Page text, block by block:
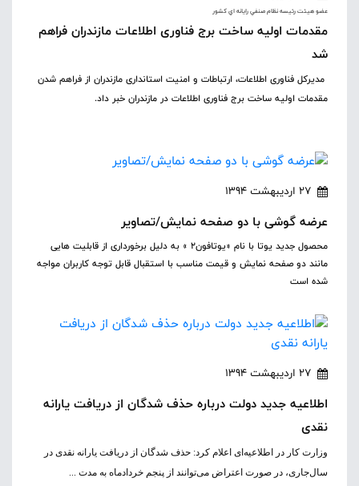
عضو هيئت رئيسه نظام صنفي رايانه اي کشور
مقدمات اولیه ساخت برج فناوری اطلاعات مازندران فراهم
شد
مدیرکل فناوری اطلاعات، ارتباطات و امنیت استانداری مازندران از فراهم شدن
مقدمات اولیه ساخت برج فناوری اطلاعات در مازندران خبر داد.
27 اردیبهشت 1394
عرضه گوشی با دو صفحه نمایش/تصاویر
محصول جدید یوتا با نام «یوتافون۲ » به دلیل برخورداری از قابلیت هایی
مانند دو صفحه نمایش و قیمت مناسب با استقبال قابل توجه کاربران مواجه
شده است
27 اردیبهشت 1394
اطلاعیه جدید دولت درباره حذف شدگان از دریافت یارانه
نقدی
وزارت کار در اطلاعیه‌ای اعلام کرد: حذف شدگان از دریافت یارانه نقدی در
سال‌جاری، در صورت اعتراض می‌توانند از پنجم خردادماه به مدت ...